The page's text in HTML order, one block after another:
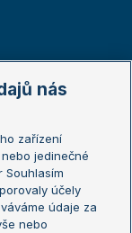
nás
zařízení
jedinečné
Souhlasím
účely
údaje za
nebo